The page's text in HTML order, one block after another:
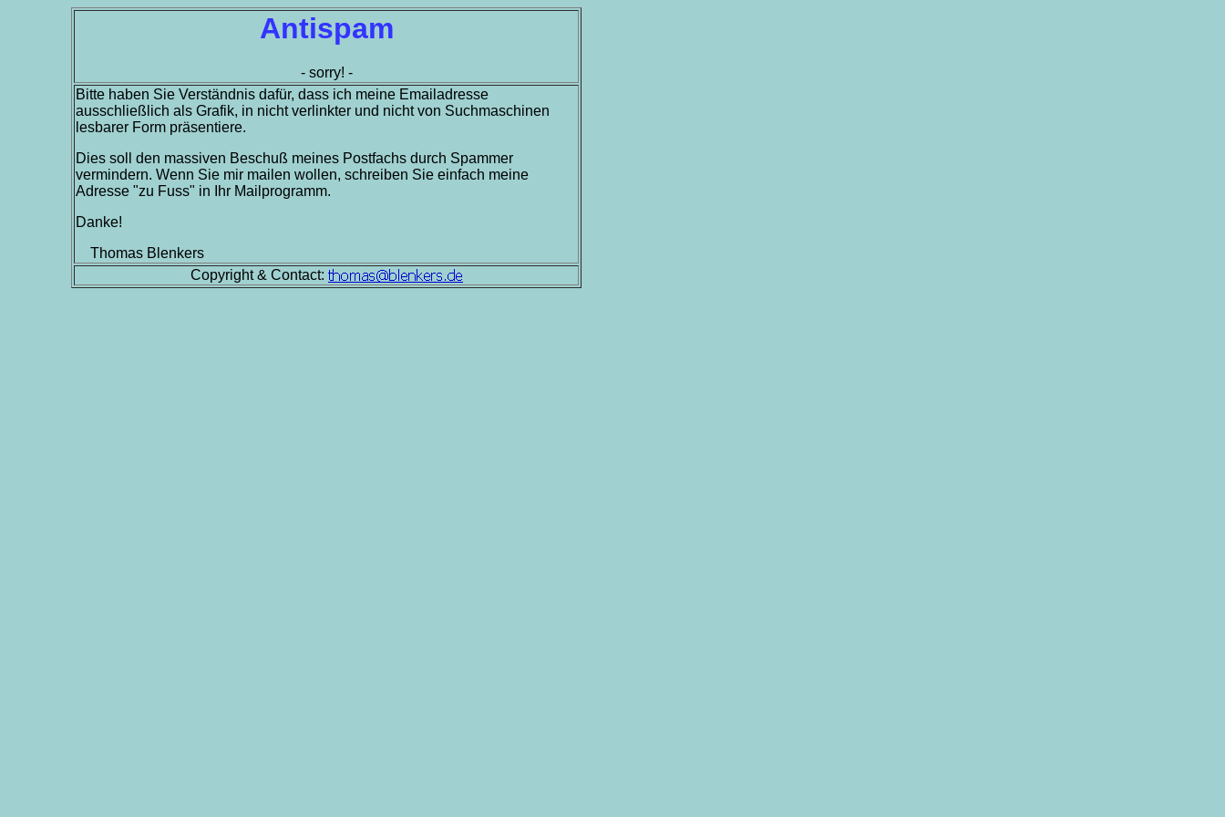
Antispam
- sorry! -
Bitte haben Sie Verständnis dafür, dass ich meine Emailadresse
ausschließlich als Grafik, in nicht verlinkter und nicht von Suchmaschinen
lesbarer Form präsentiere.
Dies soll den massiven Beschuß meines Postfachs durch Spammer
vermindern. Wenn Sie mir mailen wollen, schreiben Sie einfach meine
Adresse "zu Fuss" in Ihr Mailprogramm.
Danke!
Thomas Blenkers
Copyright & Contact: